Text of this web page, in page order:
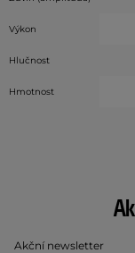
Výkon
Hlučnost
Hmotnost
Akční newsletter